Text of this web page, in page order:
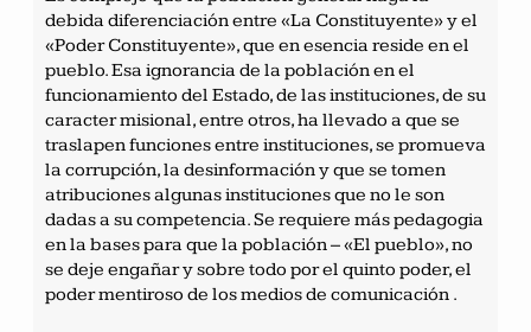
debida diferenciación entre «La Constituyente» y el
«Poder Constituyente», que en esencia reside en el
pueblo. Esa ignorancia de la población en el
funcionamiento del Estado, de las instituciones, de su
caracter misional, entre otros, ha llevado a que se
traslapen funciones entre instituciones, se promueva
la corrupción, la desinformación y que se tomen
atribuciones algunas instituciones que no le son
dadas a su competencia. Se requiere más pedagogia
en la bases para que la población – «El pueblo», no
se deje engañar y sobre todo por el quinto poder, el
poder mentiroso de los medios de comunicación .